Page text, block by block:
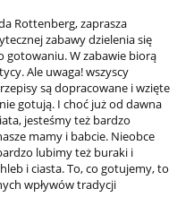
Rottenberg, zaprasza
zabawy dzielenia się
gotowaniu. W zabawie biorą
Ale uwaga! wszyscy
są dopracowane i wzięte
gotują. I choć już od dawna
jesteśmy też bardzo
mamy i babcie. Nieobce
lubimy też buraki i
i ciasta. To, co gotujemy, to
wpływów tradycji